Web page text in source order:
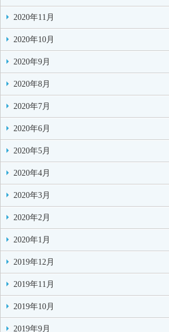
2020年11月
2020年10月
2020年9月
2020年8月
2020年7月
2020年6月
2020年5月
2020年4月
2020年3月
2020年2月
2020年1月
2019年12月
2019年11月
2019年10月
2019年9月